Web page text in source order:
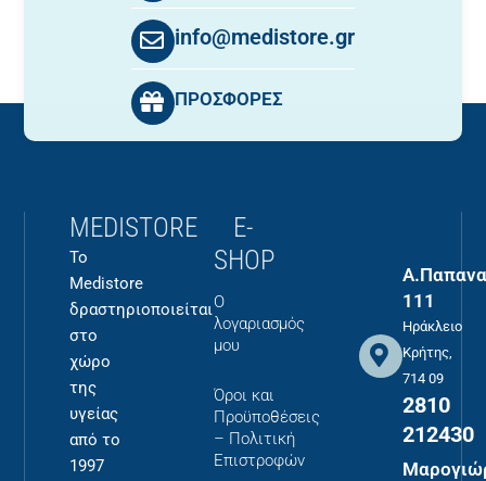
info@medistore.gr
ΠΡΟΣΦΟΡΕΣ
MEDISTORE
Το
Medistore
δραστηριοποιείται
στο
χώρο
της
υγείας
από το
1997
E-
SHOP
Ο
λογαριασμός
μου
Όροι και
Προϋποθέσεις
– Πολιτική
Επιστροφών
111
Ηράκλειο
Κρήτης,
714 09
2810
212430